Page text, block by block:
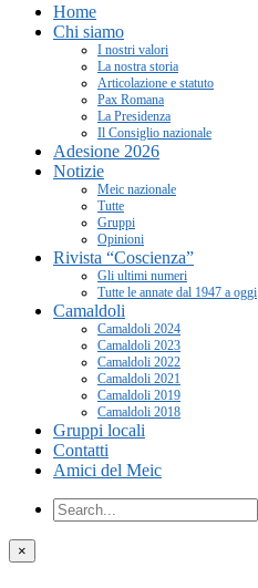
Home
Chi siamo
I nostri valori
La nostra storia
Articolazione e statuto
Pax Romana
La Presidenza
Il Consiglio nazionale
Adesione 2026
Notizie
Meic nazionale
Tutte
Gruppi
Opinioni
Rivista “Coscienza”
Gli ultimi numeri
Tutte le annate dal 1947 a oggi
Camaldoli
Camaldoli 2024
Camaldoli 2023
Camaldoli 2022
Camaldoli 2021
Camaldoli 2019
Camaldoli 2018
Gruppi locali
Contatti
Amici del Meic
×